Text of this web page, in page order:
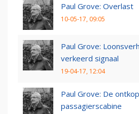
Paul Grove: Overlast
10-05-17, 09:05
Paul Grove:
verkeerd signaal
19-04-17, 12:04
Paul Grove: De
passagierscabine